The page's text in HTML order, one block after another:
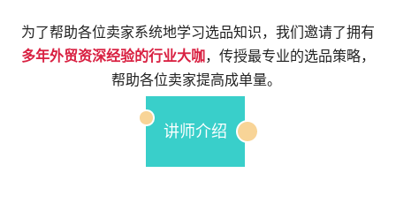
为了帮助各位卖家系统地学习选品知识，我们邀请了拥有
多年外贸资深经验的行业大咖，传授最专业的选品策略，
帮助各位卖家提高成单量。
讲师介绍